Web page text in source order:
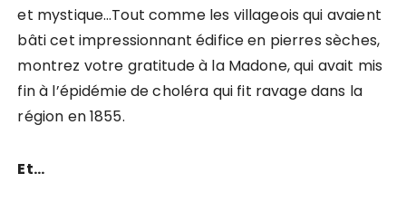
et mystique…Tout comme les villageois qui avaient
bâti cet impressionnant édifice en pierres sèches,
montrez votre gratitude à la Madone, qui avait mis
fin à l’épidémie de choléra qui fit ravage dans la
région en 1855.
Et…